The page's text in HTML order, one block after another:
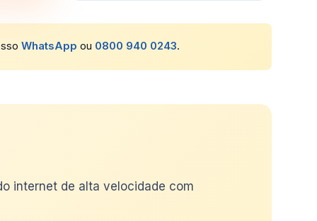
WhatsApp ou 0800 940 0243.
internet de alta velocidade com